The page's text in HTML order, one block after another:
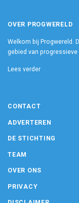
OVER PROGWERELD
Welkom bij Progwereld.
gebied van
Lees verder
CONTACT
ADVERTEREN
DE STICHTING
TEAM
OVER ONS
PRIVACY